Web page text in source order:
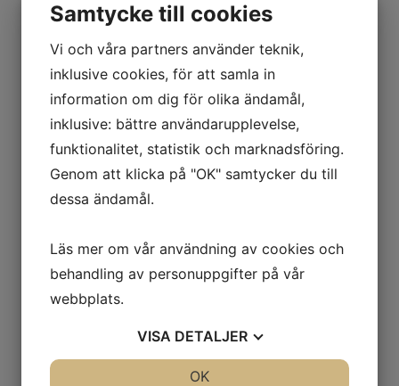
Samtycke till cookies
Vi och våra partners använder teknik,
inklusive cookies, för att samla in
information om dig för olika ändamål,
inklusive: bättre användarupplevelse,
funktionalitet, statistik och marknadsföring.
Genom att klicka på "OK" samtycker du till
dessa ändamål.
Läs mer om vår användning av cookies och
behandling av personuppgifter på vår
webbplats.
VISA DETALJER
OK